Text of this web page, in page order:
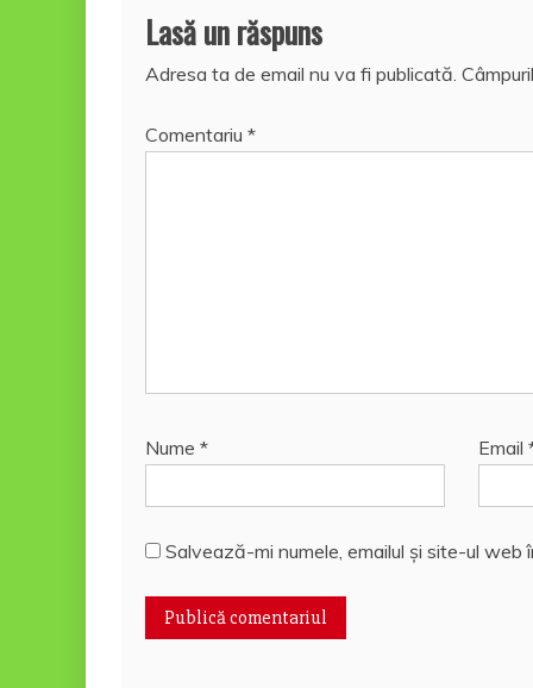
Lasă un răspuns
Adresa ta de email nu va fi publicată.
Comentariu *
Nume * Email
Salvează-mi numele, emailul și site-ul